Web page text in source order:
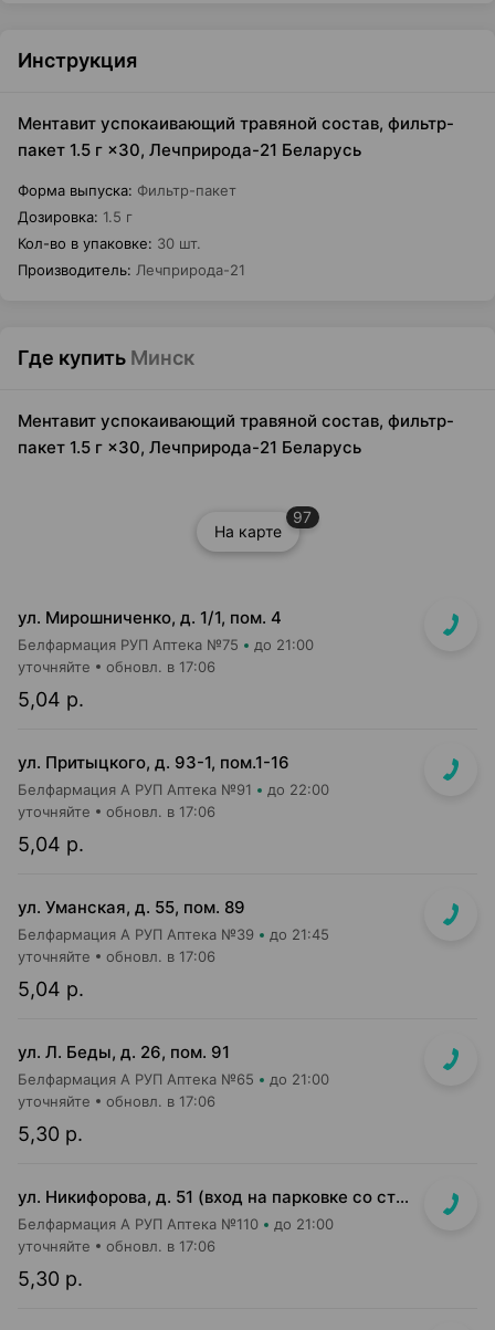
Инструкция
Ментавит успокаивающий травяной состав, фильтр-
пакет 1.5 г ×30, Лечприрода-21 Беларусь
Форма выпуска: Фильтр-пакет
Дозировка: 1.5 г
Кол-во в упаковке: 30 шт.
Производитель: Лечприрода-21
Где купить Минск
Ментавит успокаивающий травяной состав, фильтр-
пакет 1.5 г ×30, Лечприрода-21 Беларусь
На карте
97
ул. Мирошниченко, д. 1/1, пом. 4
Белфармация РУП Аптека №75 до 21:00
5,04 р.
уточняйте обновл. в 17:06
ул. Притыцкого, д. 93-1, пом.1-16
Белфармация А РУП Аптека №91 до 22:00
5,04 р.
уточняйте обновл. в 17:06
ул. Уманская, д. 55, пом. 89
Белфармация А РУП Аптека №39 до 21:45
5,04 р.
уточняйте обновл. в 17:06
ул. Л. Беды, д. 26, пом. 91
Белфармация А РУП Аптека №65 до 21:00
5,30 р.
уточняйте обновл. в 17:06
ул. Никифорова, д. 51 (вход на парковке со стороны ул. Стариновской)
Белфармация А РУП Аптека №110 до 21:00
5,30 р.
уточняйте обновл. в 17:06